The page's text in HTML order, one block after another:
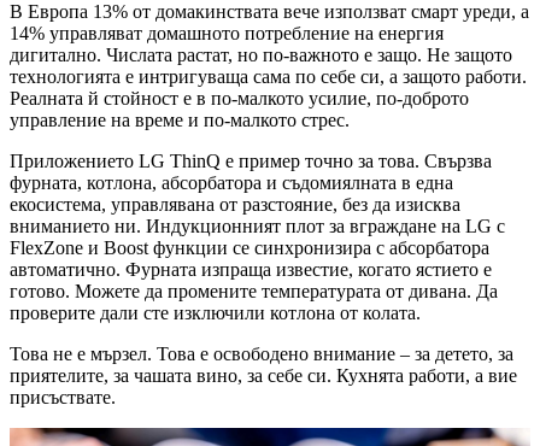
В Европа 13% от домакинствата вече използват смарт уреди, а
14% управляват домашното потребление на енергия
дигитално. Числата растат, но по-важното е защо. Не защото
технологията е интригуваща сама по себе си, а защото работи.
Реалната й стойност е в по-малкото усилие, по-доброто
управление на време и по-малкото стрес.
Приложението LG ThinQ е пример точно за това. Свързва
фурната, котлона, абсорбатора и съдомиялната в една
екосистема, управлявана от разстояние, без да изисква
вниманието ни. Индукционният плот за вграждане на LG с
FlexZone и Boost функции се синхронизира с абсорбатора
автоматично. Фурната изпраща известие, когато ястието е
готово. Можете да промените температурата от дивана. Да
проверите дали сте изключили котлона от колата.
Това не е мързел. Това е освободено внимание – за детето, за
приятелите, за чашата вино, за себе си. Кухнята работи, а вие
присъствате.